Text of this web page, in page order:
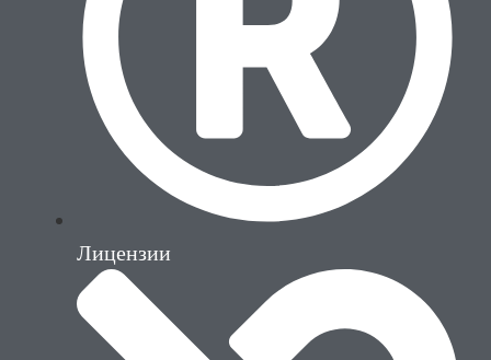
Лицензии